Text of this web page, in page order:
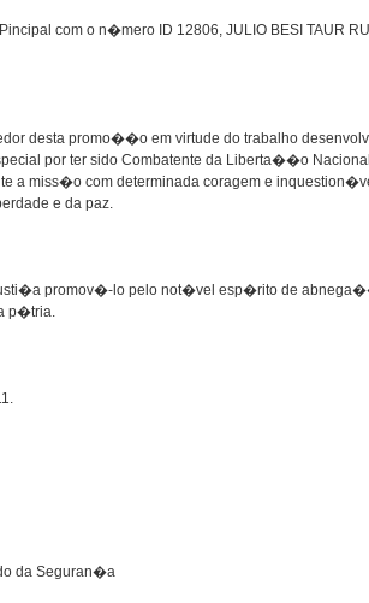
com o n�mero ID 12806, JULIO BESI TAUR
desta promo��o em virtude do trabalho
por ter sido Combatente da Liberta��o
a miss�o com determinada coragem e
e da paz.
promov�-lo pelo not�vel esp�rito de
p�tria.
da Seguran�a